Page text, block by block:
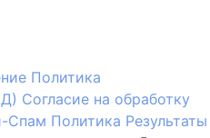
Политика
Согласие на обработку
Спам Политика Результаты